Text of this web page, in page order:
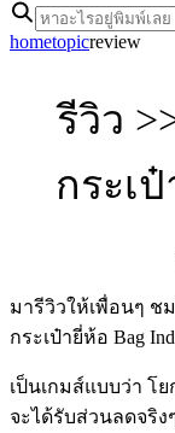
hometopicreview
รีวิว
กระเ
มารีวิวให้เพื่อนๆ ช
กระเป๋ายี่ห้อ Bag
เป็นเกมส์แบบว่า โ
จะได้รับส่วนลดจริง